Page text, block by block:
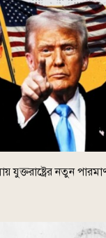
যুক্তরাষ্ট্রের নতুন